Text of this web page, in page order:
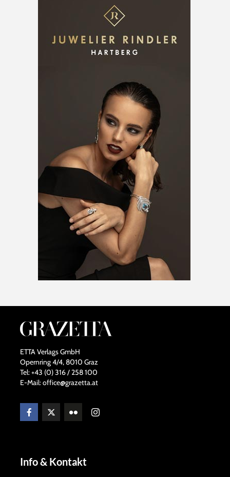
ETTA Verlags GmbH
Opernring 4/4, 8010 Graz
Tel: +43 (0) 316 / 258 100
E-Mail: office@grazetta.at
Info & Kontakt